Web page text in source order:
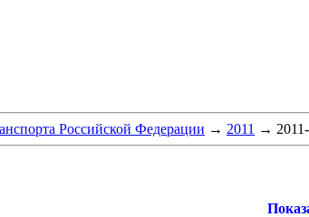
Российской Федерации → 2011 →